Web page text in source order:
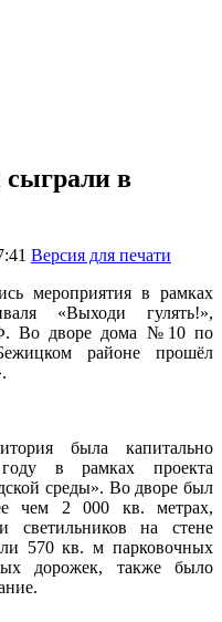
в
Версия для печати
мероприятия в рамках
«Выходи гулять!»,
Во дворе дома №10 по
районе прошёл
была капитально
в рамках проекта
среды». Во дворе был
чем 2 000 кв. метрах,
светильников на стене
570 кв. м парковочных
дорожек, также было